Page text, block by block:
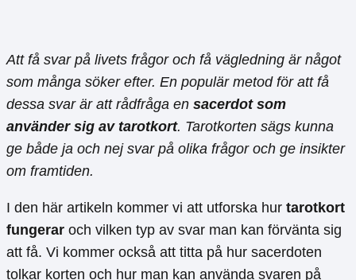
Att få svar på livets frågor och få vägledning är något
som många söker efter. En populär metod för att få
dessa svar är att rådfråga en sacerdot som
använder sig av tarotkort. Tarotkorten sägs kunna
ge både ja och nej svar på olika frågor och ge insikter
om framtiden.
I den här artikeln kommer vi att utforska hur tarotkort
fungerar och vilken typ av svar man kan förvänta sig
att få. Vi kommer också att titta på hur sacerdoten
tolkar korten och hur man kan använda svaren på